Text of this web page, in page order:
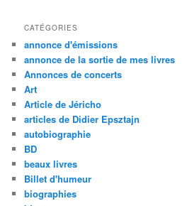
CATÉGORIES
annonce d'émissions
annonce de la sortie de mes livres
Annonces de concerts
Art
Article de Jéricho
articles de Didier Epsztajn
autobiographie
BD
beaux livres
Billet d'humeur
biographies